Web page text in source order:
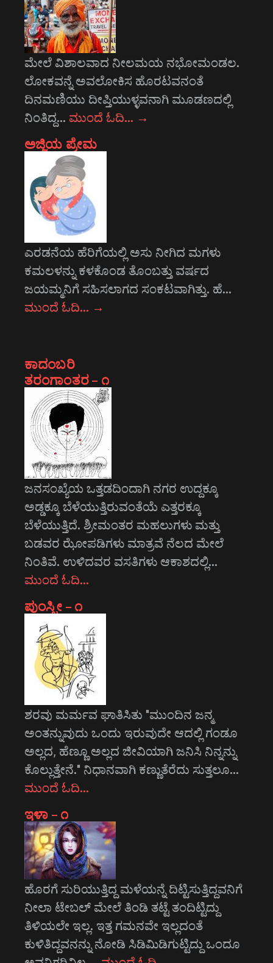
ಮೇಲೆ ವಿಶಾಲವಾದ ನೀಲಮಯ ನಭೋಮಂಡಲ.
ಲೋಕವನ್ನೆ ಅವಲೋಕಿಸ ಹೊರಟವನಂತೆ
ದಿನಮಣಿಯು ದೀಪ್ತಿಯುಳ್ಳವನಾಗಿ ಮೂಡಣದಲ್ಲಿ
ನಿಂತಿದ್ದ… ಮುಂದೆ ಓದಿ… →
ಅಜ್ಜಿಯ ಪ್ರೇಮ
ಎರಡನೆಯ ಹೆರಿಗೆಯಲ್ಲಿ ಅಸು ನೀಗಿದ ಮಗಳು
ಕಮಲಳನ್ನು ಕಳಕೊಂಡ ತೊಂಬತ್ತು ವರ್ಷದ
ಜಯಮ್ಮನಿಗೆ ಸಹಿಸಲಾಗದ ಸಂಕಟವಾಗಿತ್ತು. ಹೆ…
ಮುಂದೆ ಓದಿ… →
ಕಾದಂಬರಿ
ತರಂಗಾಂತರ – ೧
ಜನಸಂಖ್ಯೆಯ ಒತ್ತಡದಿಂದಾಗಿ ನಗರ ಉದ್ದಕ್ಕೂ
ಅಡ್ಡಕ್ಕೂ ಬೆಳೆಯುತ್ತಿರುವಂತೆಯೆ ಎತ್ತರಕ್ಕೂ
ಬೆಳೆಯುತ್ತಿದೆ. ಶ್ರೀಮಂತರ ಮಹಲುಗಳು ಮತ್ತು
ಬಡವರ ಝೋಪಡಿಗಳು ಮಾತ್ರವೆ ನೆಲದ ಮೇಲೆ
ನಿಂತಿವೆ. ಉಳಿದವರ ವಸತಿಗಳು ಆಕಾಶದಲ್ಲಿ…
ಮುಂದೆ ಓದಿ…
ಪುಂಸ್ತ್ರೀ – ೧
ಶರವು ಮರ್ಮವ ಘಾತಿಸಿತು "ಮುಂದಿನ ಜನ್ಮ
ಅಂತನ್ನುವುದು ಒಂದು ಇರುವುದೇ ಆದಲ್ಲಿ ಗಂಡೂ
ಅಲ್ಲದ, ಹೆಣ್ಣೂ ಅಲ್ಲದ ಜೀವಿಯಾಗಿ ಜನಿಸಿ ನಿನ್ನನ್ನು
ಕೊಲ್ಲುತ್ತೇನೆ." ನಿಧಾನವಾಗಿ ಕಣ್ಣುತೆರೆದು ಸುತ್ತಲೂ…
ಮುಂದೆ ಓದಿ…
ಇಳಾ – ೧
ಹೊರಗೆ ಸುರಿಯುತ್ತಿದ್ದ ಮಳೆಯನ್ನೆ ದಿಟ್ಟಿಸುತ್ತಿದ್ದವನಿಗೆ
ನೀಲಾ ಟೇಬಲ್ ಮೇಲೆ ತಿಂಡಿ ತಟ್ಟೆ ತಂದಿಟ್ಟಿದ್ದು
ತಿಳಿಯಲೇ ಇಲ್ಲ. ಇತ್ತ ಗಮನವೇ ಇಲ್ಲದಂತೆ
ಕುಳಿತಿದ್ದವನನ್ನು ನೋಡಿ ಸಿಡಿಮಿಡಿಗುಟ್ಟಿದ್ದು ಒಂದೂ